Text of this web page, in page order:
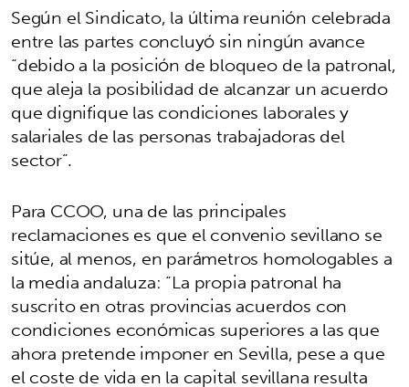
Según el Sindicato, la última reunión celebrada
entre las partes concluyó sin ningún avance
“debido a la posición de bloqueo de la patronal,
que aleja la posibilidad de alcanzar un acuerdo
que dignifique las condiciones laborales y
salariales de las personas trabajadoras del
sector”.
Para CCOO, una de las principales
reclamaciones es que el convenio sevillano se
sitúe, al menos, en parámetros homologables a
la media andaluza: “La propia patronal ha
suscrito en otras provincias acuerdos con
condiciones económicas superiores a las que
ahora pretende imponer en Sevilla, pese a que
el coste de vida en la capital sevillana resulta